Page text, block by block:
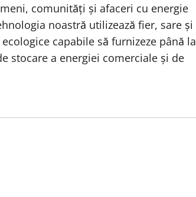
comunități și afaceri cu energie
noastră utilizează fier, sare și
capabile să furnizeze până la
stocare a energiei comerciale și de